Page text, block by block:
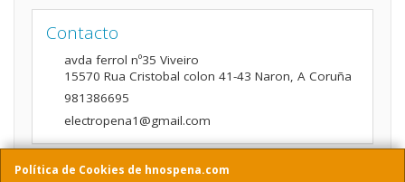
Política de Cookies de hnospena.com
Contacto
avda ferrol nº35 Viveiro
15570 Rua Cristobal colon 41-43 Naron, A Coruña
981386695
electropena1@gmail.com